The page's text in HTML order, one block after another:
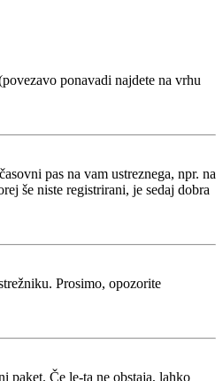
ponavadi najdete na vrhu
pas na vam ustreznega, npr. na
še niste registrirani, je sedaj dobra
Prosimo, opozorite
paket. Če le-ta ne obstaja, lahko